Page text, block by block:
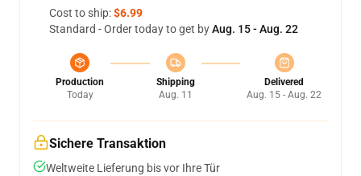
Cost to ship:$6.99
Standard - Order today to get byAug. 15 - Aug. 22
Production
Today
Shipping
Aug. 11
Delivered
Aug. 15 - Aug. 22
Sichere Transaktion
Weltweite Lieferung bis vor Ihre Tür